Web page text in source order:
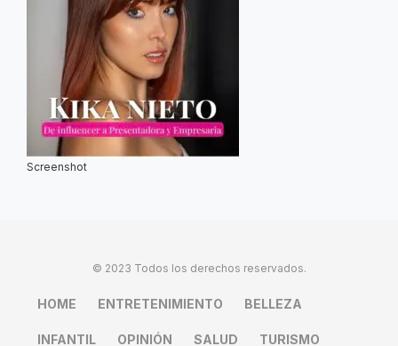
Screenshot
© 2023 Todos los derechos reservados.
HOME ENTRETENIMIENTO BELLEZA
INFANTIL OPINIÓN SALUD TURISMO